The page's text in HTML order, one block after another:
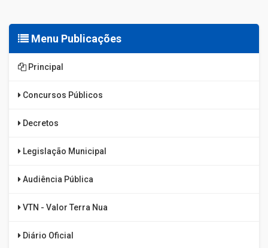
Menu Publicações
Principal
Concursos Públicos
Decretos
Legislação Municipal
Audiência Pública
VTN - Valor Terra Nua
Diário Oficial